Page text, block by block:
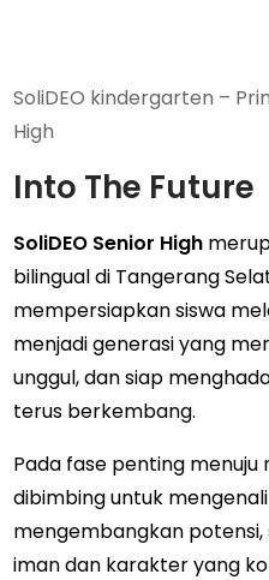
SoliDEO kindergarten –
High
Into The Future
SoliDEO Senior High
bilingual di Tangerang
mempersiapkan siswa
menjadi generasi yang
unggul, dan siap
terus berkembang.
Pada fase penting menuju
dibimbing untuk
mengembangkan
iman dan karakter yang